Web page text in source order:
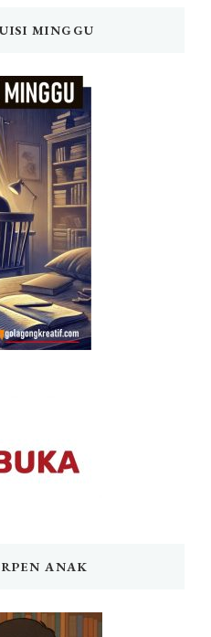
MINGGU
ANAK